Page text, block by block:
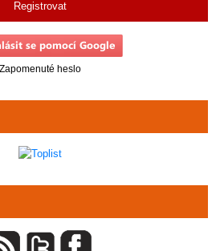
Registrovat
Zapomenuté heslo